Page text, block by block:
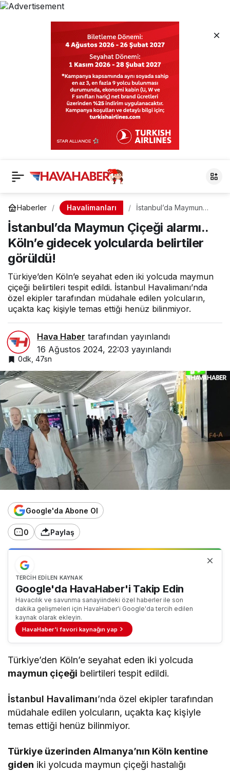
Haberler Havalimanları
İstanbul’da Maymun
gidecek yolcularda
belirtiler görüldü!
İstanbul’da Maymun Çiçeği alarmı..
Köln’e gidecek yolcularda belirtiler
görüldü!
Türkiye’den Köln’e seyahat eden iki yolcuda maymun
çiçeği belirtileri tespit edildi. İstanbul Havalimanı’nda
özel ekipler tarafından müdahale edilen yolcuların,
uçakta kaç kişiyle temas ettiği henüz bilinmiyor.
Hava Haber tarafından yayınlandı
16 Ağustos 2024, 22:03 yayınlandı
0dk, 47sn
Google'da Abone Ol
0 Paylaş
TERCIH EDILEN KAYNAK
Google'da HavaHaber'i Takip Edin
Havacılık ve savunma sanayiindeki özel haberler ile son
dakika gelişmeleri için HavaHaber'i Google'da tercih edilen
kaynak olarak ekleyin.
HavaHaber'i favori kaynağın yap
Türkiye’den Köln’e seyahat eden iki yolcuda
maymun çiçeği belirtileri tespit edildi.
İstanbul Havalimanı’nda özel ekipler tarafından
müdahale edilen yolcuların, uçakta kaç kişiyle
temas ettiği henüz bilinmiyor.
Türkiye üzerinden Almanya’nın Köln kentine
giden iki yolcuda maymun çiçeği hastalığı